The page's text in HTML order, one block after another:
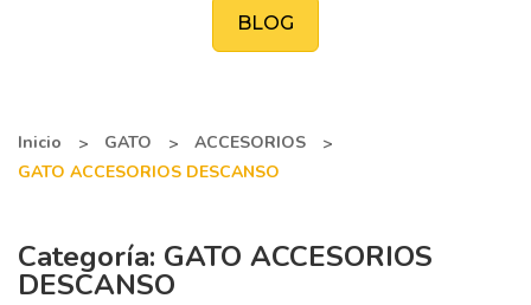
BLOG
Inicio GATO
ACCESORIOS
GATO ACCESORIOS DESCANSO
Categoría: GATO ACCESORIOS
DESCANSO